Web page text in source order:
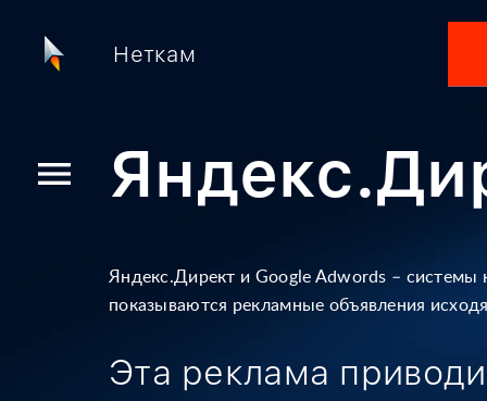
Неткам
menu
Яндекс.Директ и Google Adwords – системы
показываются рекламные объявления
Эта реклама